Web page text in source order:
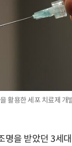
활용한 세포 치료제 개
명을 받았던 3세